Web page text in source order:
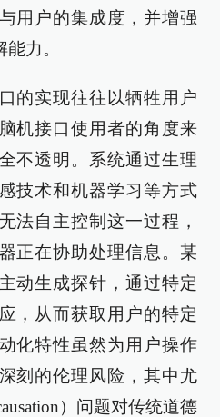
用户的集成度，并增强
力。
的实现往往以牺牲用户
机接口使用者的角度来
不透明。系统通过生理
技术和机器学习等方式
法自主控制这一过程，
正在协助处理信息。某
动生成探针，通过特定
，从而获取用户的特定
化特性虽然为用户操作
刻的伦理风险，其中尤
）问题对传统道德